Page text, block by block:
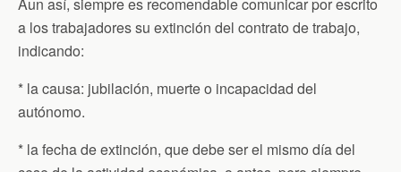
a los trabajadores su extinción del contrato de trabajo,
indicando:
* la causa: jubilación, muerte o incapacidad del
autónomo.
* la fecha de extinción, que debe ser el mismo día del